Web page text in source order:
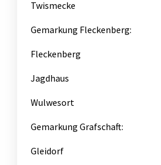
Twismecke
Gemarkung Fleckenberg:
Fleckenberg
Jagdhaus
Wulwesort
Gemarkung Grafschaft:
Gleidorf